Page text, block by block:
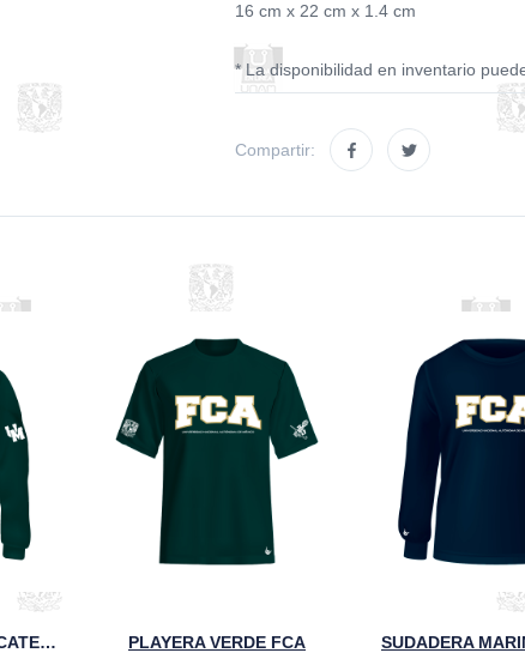
16 cm x 22 cm x 1.4 cm
* La disponibilidad en inventario
Compartir:
SUDADERA VERDE YACATECUHTLI FCA UNAM PLAYERA VERDE FCA
SUDADERA